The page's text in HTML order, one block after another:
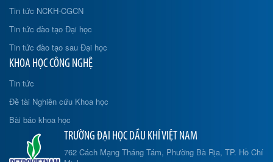
Tin tức NCKH-CGCN
Tin tức đào tạo Đại học
Tin tức đào tạo sau Đại học
KHOA HỌC CÔNG NGHỆ
Tin tức
Đề tài Nghiên cứu Khoa học
Bài báo khoa học
TRƯỜNG ĐẠI HỌC DẦU KHÍ VIỆT NAM
762 Cách Mạng Tháng Tám, Phường Bà Rịa, TP. Hồ Chí